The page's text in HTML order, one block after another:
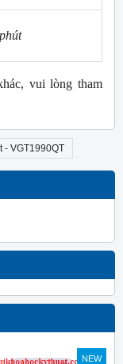
vui lòng tham
- VGT1990QT
NEW